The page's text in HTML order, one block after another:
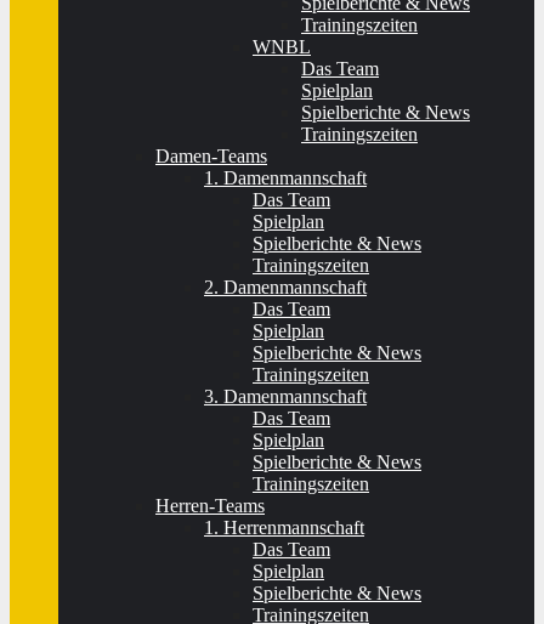
Trainingszeiten
WNBL
Das Team
Spielplan
Spielberichte & News
Trainingszeiten
Damen-Teams
1. Damenmannschaft
Das Team
Spielplan
Spielberichte & News
Trainingszeiten
2. Damenmannschaft
Das Team
Spielplan
Spielberichte & News
Trainingszeiten
3. Damenmannschaft
Das Team
Spielplan
Spielberichte & News
Trainingszeiten
Herren-Teams
1. Herrenmannschaft
Das Team
Spielplan
Spielberichte & News
Trainingszeiten